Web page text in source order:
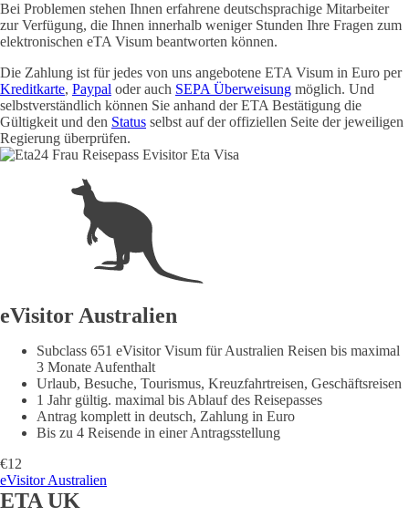
Bei Problemen stehen Ihnen erfahrene deutschsprachige Mitarbeiter
zur Verfügung, die Ihnen innerhalb weniger Stunden Ihre Fragen zum
elektronischen eTA Visum beantworten können.
Die Zahlung ist für jedes von uns angebotene ETA Visum in Euro per
Kreditkarte, Paypal oder auch SEPA Überweisung möglich. Und
selbstverständlich können Sie anhand der ETA Bestätigung die
Gültigkeit und den Status selbst auf der offiziellen Seite der jeweiligen
Regierung überprüfen.
eVisitor Australien
Subclass 651 eVisitor Visum für Australien Reisen bis maximal
3 Monate Aufenthalt
Urlaub, Besuche, Tourismus, Kreuzfahrtreisen, Geschäftsreisen
1 Jahr gültig. maximal bis Ablauf des Reisepasses
Antrag komplett in deutsch, Zahlung in Euro
Bis zu 4 Reisende in einer Antragsstellung
€12
eVisitor Australien
ETA UK